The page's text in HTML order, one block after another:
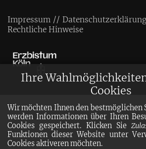
Ihre
Cookies
Wir möchten Ihnen den bestmöglichen
werden Informationen über Ihren
Cookies gespeichert. Klicken Sie
Funktionen dieser Website unter
Cookies aktiveren möchten.
Impressum
Datenschutzerklärung
Rechtliche Hinweise